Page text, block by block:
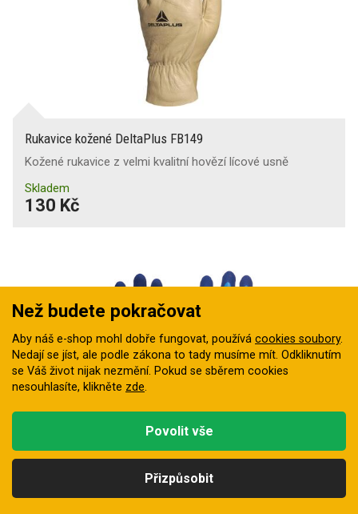
Rukavice kožené DeltaPlus FB149
Kožené rukavice z velmi kvalitní hovězí lícové usně
Skladem
130 Kč
Rukavice protipořezové Portwest AP81 latex
Protipořezové rukavice pro maximální ochranu před
Než budete pokračovat
Aby náš e-shop mohl dobře fungovat, používá cookies soubory.
Nedají se jíst, ale podle zákona to tady musíme mít. Odkliknutím
se Váš život nijak nezmění. Pokud se sběrem cookies
nesouhlasíte, klikněte zde.
Přizpůsobit
Povolit vše